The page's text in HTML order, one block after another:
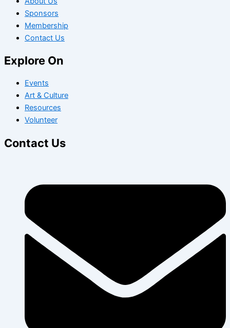
Sponsors
Membership
Contact Us
Explore On
Events
Art & Culture
Resources
Volunteer
Contact Us